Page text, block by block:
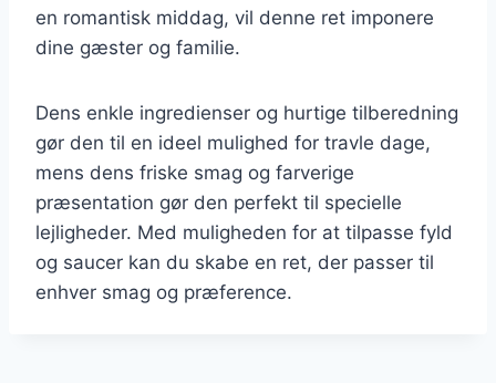
en romantisk middag, vil denne ret imponere
dine gæster og familie.
Dens enkle ingredienser og hurtige tilberedning
gør den til en ideel mulighed for travle dage,
mens dens friske smag og farverige
præsentation gør den perfekt til specielle
lejligheder. Med muligheden for at tilpasse fyld
og saucer kan du skabe en ret, der passer til
enhver smag og præference.